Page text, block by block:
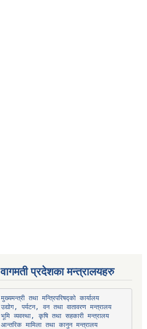
वागमती प्रदेशका मन्त्रालयहरु
मुख्यमन्त्री तथा मन्त्रिपरिषद्को कार्यालय
उद्योग, पर्यटन, वन तथा वातावरण मन्त्रालय
भूमि व्यवस्था, कृषि तथा सहकारी मन्त्रालय
आन्तरिक मामिला तथा कानुन मन्त्रालय